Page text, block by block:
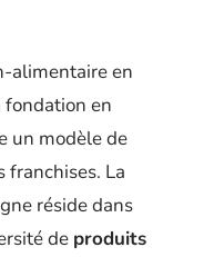
alimentaire en
fondation en
un modèle de
franchises. La
réside dans
de produits